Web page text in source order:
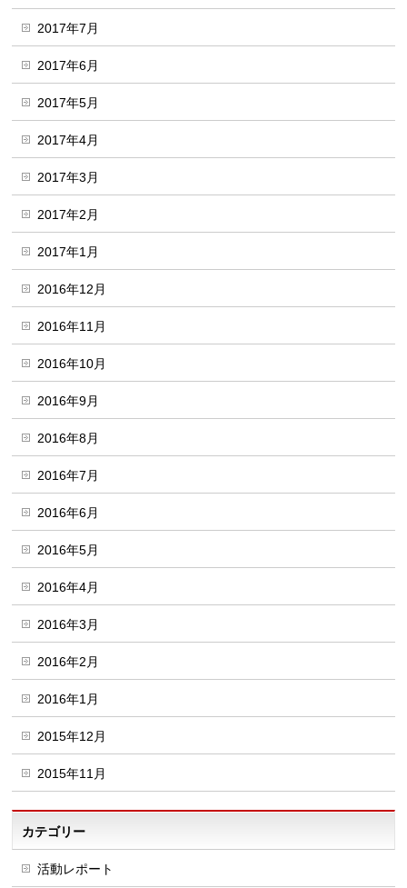
2017年7月
2017年6月
2017年5月
2017年4月
2017年3月
2017年2月
2017年1月
2016年12月
2016年11月
2016年10月
2016年9月
2016年8月
2016年7月
2016年6月
2016年5月
2016年4月
2016年3月
2016年2月
2016年1月
2015年12月
2015年11月
カテゴリー
活動レポート